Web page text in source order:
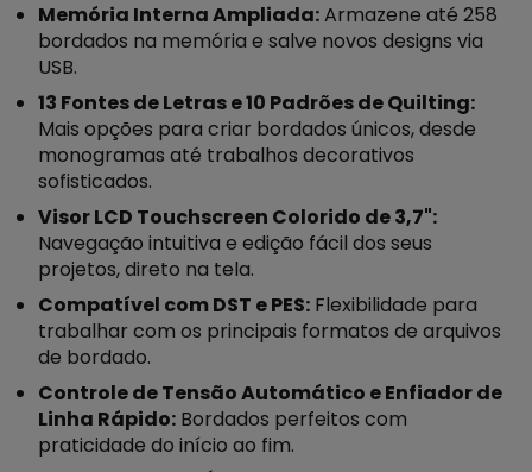
Memória Interna Ampliada:Armazene até 258
bordados na memória e salve novos designs via
USB.
13 Fontes de Letras e 10 Padrões de Quilting:
Mais opções para criar bordados únicos, desde
monogramas até trabalhos decorativos
sofisticados.
Visor LCD Touchscreen Colorido de 3,7":
Navegação intuitiva e edição fácil dos seus
projetos, direto na tela.
Compatível com DST e PES: Flexibilidade para
trabalhar com os principais formatos de arquivos
de bordado.
Controle de Tensão Automático e Enfiador de
Linha Rápido: Bordados perfeitos com
praticidade do início ao fim.